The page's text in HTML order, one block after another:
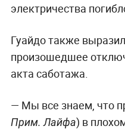
электричества
Гуайдо также
произошедшее
акта саботажа.
— Мы все знаем, что
Прим. Лайфа) в